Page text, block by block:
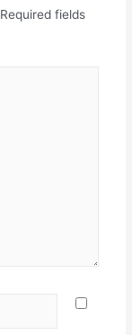
Required fields